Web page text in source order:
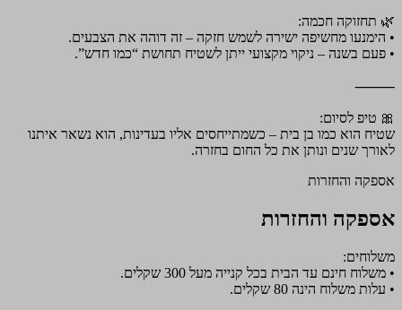
🌿 תחזוקה חכמה:
• הימנעו מחשיפה ישירה לשמש חזקה – זה דוהה את הצבעים.
• פעם בשנה – ניקוי מקצועי ייתן לשטיח תחושת “כמו חדש”.
⸻
🎀 טיפ לסיום:
שטיח הוא כמו בן בית – כשמתייחסים אליו בעדינות, הוא נשאר איתנו
לאורך שנים ונותן את כל החום בחזרה.
אספקה והחזרות
אספקה והחזרות
משלוחים:
• משלוח חינם עד הבית בכל קנייה מעל 300 שקלים.
• עלות משלוח הינה 80 שקלים.